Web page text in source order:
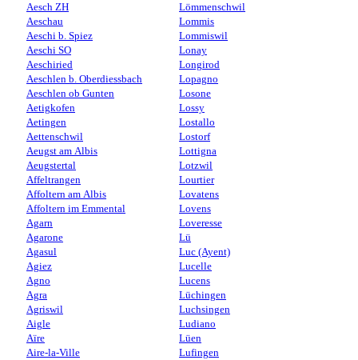
Aesch ZH
Aeschau
Aeschi b. Spiez
Aeschi SO
Aeschiried
Aeschlen b. Oberdiessbach
Aeschlen ob Gunten
Aetigkofen
Aetingen
Aettenschwil
Aeugst am Albis
Aeugstertal
Affeltrangen
Affoltern am Albis
Affoltern im Emmental
Agarn
Agarone
Agasul
Agiez
Agno
Agra
Agriswil
Aigle
Aïre
Aire-la-Ville
Lömmenschwil
Lommis
Lommiswil
Lonay
Longirod
Lopagno
Losone
Lossy
Lostallo
Lostorf
Lottigna
Lotzwil
Lourtier
Lovatens
Lovens
Loveresse
Lü
Luc (Ayent)
Lucelle
Lucens
Lüchingen
Luchsingen
Ludiano
Lüen
Lufingen